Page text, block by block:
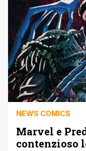
arriveranno sugli
NEWS COMICS
Marvel e
contenzioso